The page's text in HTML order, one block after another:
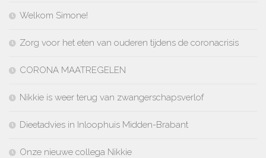
Welkom Simone!
Zorg voor het eten van ouderen tijdens de coronacrisis
CORONA MAATREGELEN
Nikkie is weer terug van zwangerschapsverlof
Dieetadvies in Inloophuis Midden-Brabant
Onze nieuwe collega Nikkie